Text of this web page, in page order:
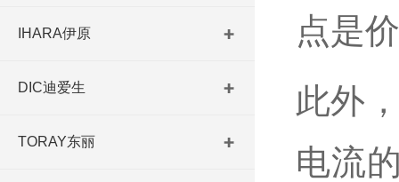
点是
此外
电流
IHARA伊原
DIC迪爱生
TORAY东丽